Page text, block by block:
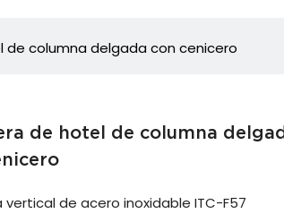
de columna delgada con cenicero
de hotel de columna
vertical de acero inoxidable ITC-F57